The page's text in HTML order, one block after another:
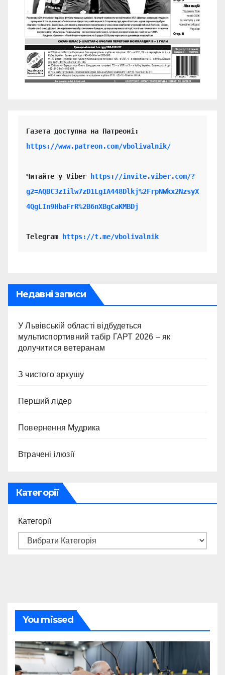
https://www.patreon.com/vbolivalnik/
Читайте у Viber
https://invite.viber.com/?
g2=AQBC3zIilw7zD1LgIA448Dlkj%2FrpNWkx2NzsyX
4QgLIn9HbaFrR%2B6nXBgCaKMBDj
Telegram https://t.me/vbolivalnik
Недавні записи
У Львівській області відбудеться
мультиспортивний табір ГАРТ 2026 – як
долучитися ветеранам
З чистого аркушу
Перший лідер
Повернення Мудрика
Втрачені ілюзії
Категорії
Категорії
You missed